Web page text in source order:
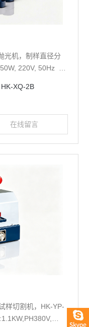
光机，制样直径分
220V, 50Hz
HK-XQ-2B
在线留言
样切割机，HK-YP-